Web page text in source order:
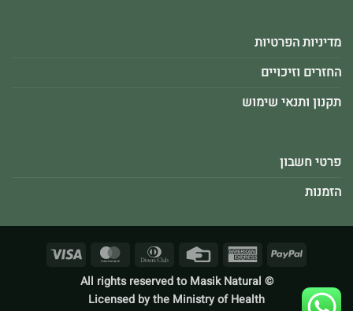
מדיניות הפרטיות
החזרים וזיכויים
תקנון ותנאי שימוש
פרטי חשבון
הזמנות
PayPal
American
Credit
Dinners
MasterCard
Visa
© All rights reserved to Masik Natural
Licensed by the Ministry of Health